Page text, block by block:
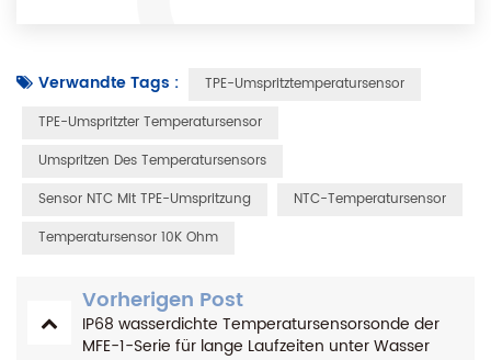
Verwandte Tags :
TPE-Umspritztemperatursensor
TPE-Umspritzter Temperatursensor
Umspritzen Des Temperatursensors
Sensor NTC Mit TPE-Umspritzung
NTC-Temperatursensor
Temperatursensor 10K Ohm
Vorherigen Post
IP68 wasserdichte Temperatursensorsonde der
MFE-1-Serie für lange Laufzeiten unter Wasser